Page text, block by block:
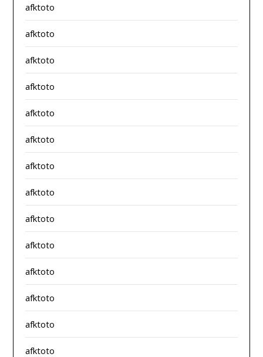
afktoto
afktoto
afktoto
afktoto
afktoto
afktoto
afktoto
afktoto
afktoto
afktoto
afktoto
afktoto
afktoto
afktoto